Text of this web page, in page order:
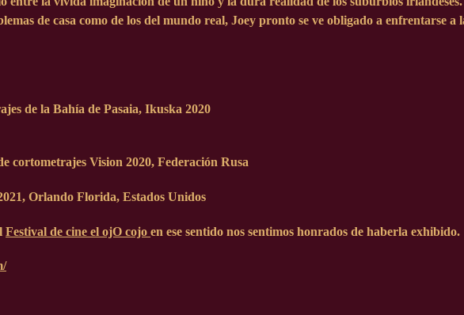
de casa como de los del mundo real, Joey pronto se ve obligado a enfrentarse a
de la Bahía de Pasaia, Ikuska 2020
Vision 2020, Federación Rusa
Orlando Florida, Estados Unidos
Festival de cine el ojO cojo en ese sentido nos sentimos honrados de haberla exhibido.